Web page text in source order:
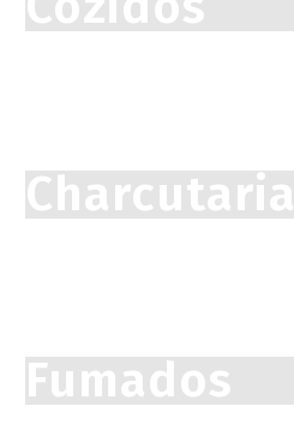
Charcutaria
Fumados